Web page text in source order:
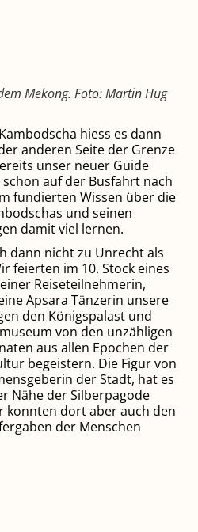
Mekong. Foto: Martin Hug
hiess es dann
anderen Seite der Grenze
unser neuer Guide
auf der Busfahrt nach
fundierten Wissen über die
und seinen
damit viel lernen.
dann nicht zu Unrecht als
feierten im 10. Stock eines
Reiseteilnehmerin,
Apsara Tänzerin unsere
den Königspalast und
von den unzähligen
aus allen Epochen der
begeistern. Die Figur von
der Stadt, hat es
Nähe der Silberpagode
konnten dort aber auch den
der Menschen